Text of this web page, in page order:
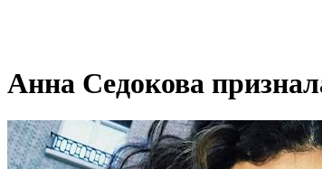
Анна Седокова